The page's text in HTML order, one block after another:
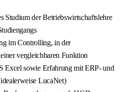
Studium der Betriebswirtschaftslehre
im Controlling, in der
vergleichbaren Funktion
Excel sowie Erfahrung mit ERP‑ und
LucaNet)